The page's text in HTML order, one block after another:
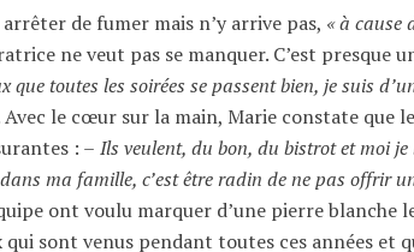
de fumer mais n’y arrive pas, « à cause
ne veut pas se manquer. C’est presque
que toutes les soirées se passent bien, je suis
Avec le cœur sur la main, Marie constate que
: – Ils veulent, du bon, du bistrot et moi
dans ma famille, c’est être radin de ne pas offrir
ont voulu marquer d’une pierre blanche
qui sont venus pendant toutes ces années et